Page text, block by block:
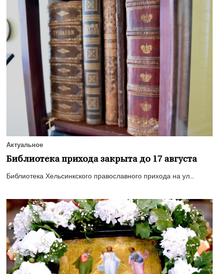
Актуальное
Библиотека прихода закрыта до 17 августа
Библиотека Хельсинкского православного прихода на ул...